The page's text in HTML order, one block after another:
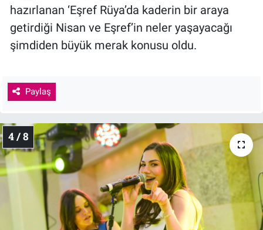
hazırlanan ‘Eşref Rüya’da kaderin bir araya
getirdiği Nisan ve Eşref’in neler yaşayacağı
şimdiden büyük merak konusu oldu.
Paylaş
4 / 8